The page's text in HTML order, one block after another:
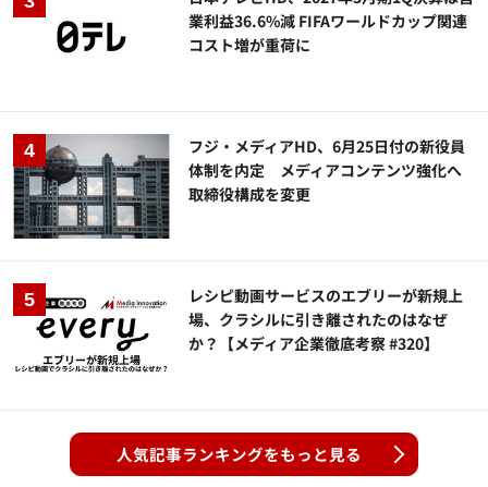
業利益36.6%減 FIFAワールドカップ関連
コスト増が重荷に
フジ・メディアHD、6月25日付の新役員
体制を内定 メディアコンテンツ強化へ
取締役構成を変更
レシピ動画サービスのエブリーが新規上
場、クラシルに引き離されたのはなぜ
か？【メディア企業徹底考察 #320】
人気記事ランキングをもっと見る